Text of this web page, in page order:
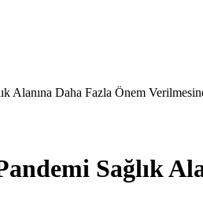
Alanına Daha Fazla Önem
Sağlık